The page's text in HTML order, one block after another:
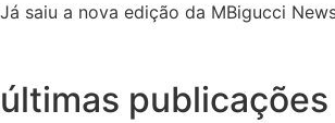
Já saiu a nova edição da MBigucci
últimas publicações